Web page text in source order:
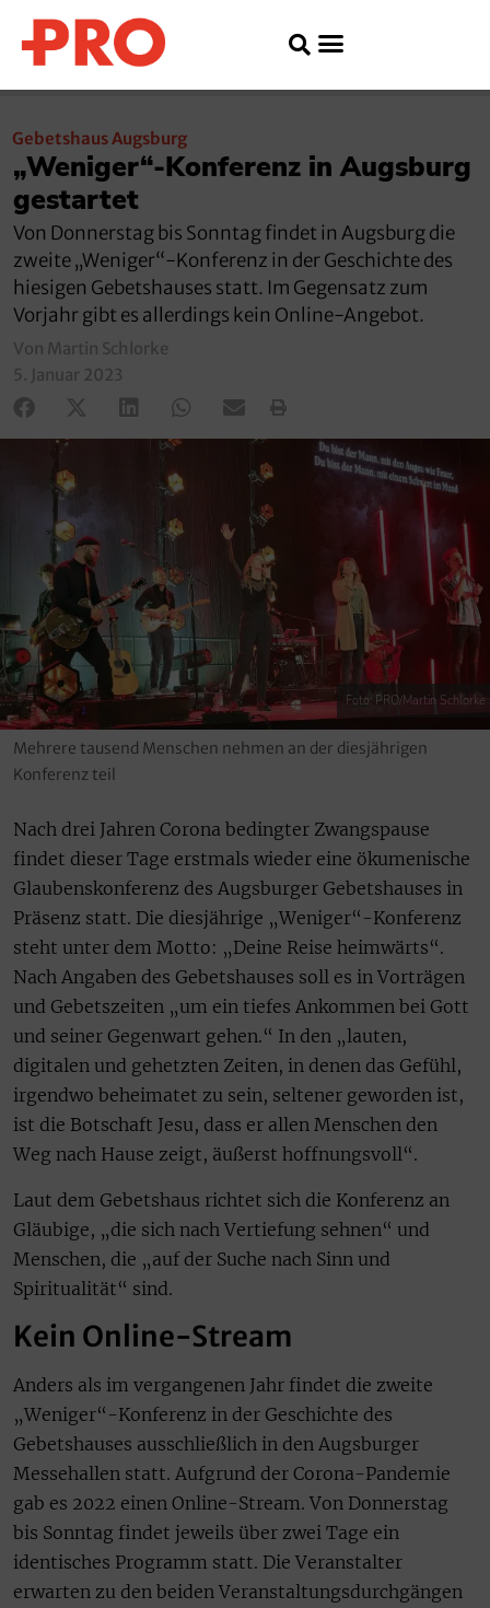
Gebetshaus Augsburg
„Weniger“-Konferenz in Augsburg
gestartet
Von Donnerstag bis Sonntag findet in Augsburg die
zweite „Weniger“-Konferenz in der Geschichte des
hiesigen Gebetshauses statt. Im Gegensatz zum
Vorjahr gibt es allerdings kein Online-Angebot.
Von Martin Schlorke
5. Januar 2023
Foto: PRO/Martin Schlorke
Mehrere tausend Menschen nehmen an der diesjährigen
Konferenz teil
Nach drei Jahren Corona bedingter Zwangspause
findet dieser Tage erstmals wieder eine ökumenische
Glaubenskonferenz des Augsburger Gebetshauses in
Präsenz statt. Die diesjährige „Weniger“-Konferenz
steht unter dem Motto: „Deine Reise heimwärts“.
Nach Angaben des Gebetshauses soll es in Vorträgen
und Gebetszeiten „um ein tiefes Ankommen bei Gott
und seiner Gegenwart gehen.“ In den „lauten,
digitalen und gehetzten Zeiten, in denen das Gefühl,
irgendwo beheimatet zu sein, seltener geworden ist,
ist die Botschaft Jesu, dass er allen Menschen den
Weg nach Hause zeigt, äußerst hoffnungsvoll“.
Laut dem Gebetshaus richtet sich die Konferenz an
Gläubige, „die sich nach Vertiefung sehnen“ und
Menschen, die „auf der Suche nach Sinn und
Spiritualität“ sind.
Kein Online-Stream
Anders als im vergangenen Jahr findet die zweite
„Weniger“-Konferenz in der Geschichte des
Gebetshauses ausschließlich in den Augsburger
Messehallen statt. Aufgrund der Corona-Pandemie
gab es 2022 einen Online-Stream. Von Donnerstag
bis Sonntag findet jeweils über zwei Tage ein
identisches Programm statt. Die Veranstalter
erwarten zu den beiden Veranstaltungsdurchgängen